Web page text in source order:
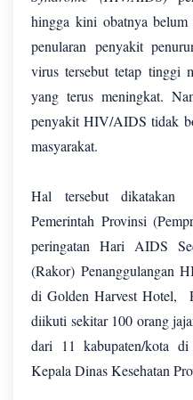
hingga kini obatnya belum
penularan penyakit
virus tersebut tetap tinggi
yang terus meningkat.
penyakit HIV/AIDS tidak
masyarakat.
Hal tersebut dikatakan
Pemerintah Provinsi
peringatan Hari AIDS
(Rakor) Penanggulangan
di Golden Harvest Hotel,
diikuti sekitar 100 orang
dari 11 kabupaten/kota
Kepala Dinas Kesehatan